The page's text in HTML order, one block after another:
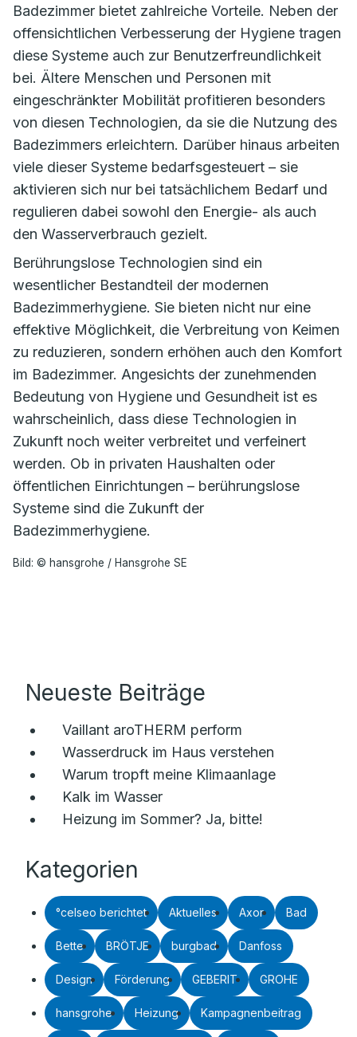
Badezimmer bietet zahlreiche Vorteile. Neben der
offensichtlichen Verbesserung der Hygiene tragen
diese Systeme auch zur Benutzerfreundlichkeit
bei. Ältere Menschen und Personen mit
eingeschränkter Mobilität profitieren besonders
von diesen Technologien, da sie die Nutzung des
Badezimmers erleichtern. Darüber hinaus arbeiten
viele dieser Systeme bedarfsgesteuert – sie
aktivieren sich nur bei tatsächlichem Bedarf und
regulieren dabei sowohl den Energie- als auch
den Wasserverbrauch gezielt.
Berührungslose Technologien sind ein
wesentlicher Bestandteil der modernen
Badezimmerhygiene. Sie bieten nicht nur eine
effektive Möglichkeit, die Verbreitung von Keimen
zu reduzieren, sondern erhöhen auch den Komfort
im Badezimmer. Angesichts der zunehmenden
Bedeutung von Hygiene und Gesundheit ist es
wahrscheinlich, dass diese Technologien in
Zukunft noch weiter verbreitet und verfeinert
werden. Ob in privaten Haushalten oder
öffentlichen Einrichtungen – berührungslose
Systeme sind die Zukunft der
Badezimmerhygiene.
Bild: © hansgrohe / Hansgrohe SE
Neueste Beiträge
Vaillant aroTHERM perform
Wasserdruck im Haus verstehen
Warum tropft meine Klimaanlage
Kalk im Wasser
Heizung im Sommer? Ja, bitte!
Kategorien
°celseo berichtet Aktuelles Axor Bad
Bette BRÖTJE burgbad Danfoss
Design Förderung GEBERIT GROHE
hansgrohe Heizung Kampagnenbeitrag